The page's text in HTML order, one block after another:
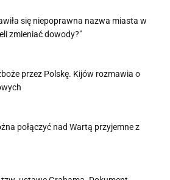
się niepoprawna nazwa miasta w
zmieniać dowody?"
przez Polskę. Kijów rozmawia o
połączyć nad Wartą przyjemne z